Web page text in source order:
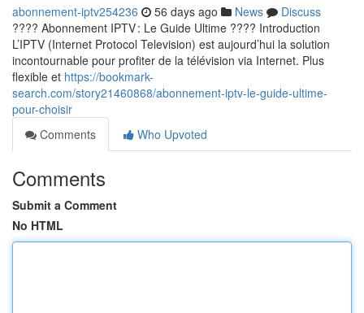
abonnement-iptv254236 56 days ago News
Discuss
???? Abonnement IPTV : Le Guide Ultime ???? Introduction
L’IPTV (Internet Protocol Television) est aujourd’hui la solution
incontournable pour profiter de la télévision via Internet. Plus
flexible et https://bookmark-
search.com/story21460868/abonnement-iptv-le-guide-ultime-
pour-choisir
Comments
Who Upvoted
Comments
Submit a Comment
No HTML